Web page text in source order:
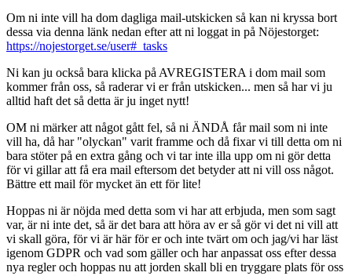
Om ni inte vill ha dom dagliga mail-utskicken så kan ni kryssa bort
dessa via denna länk nedan efter att ni loggat in på Nöjestorget:
https://nojestorget.se/user#_tasks
Ni kan ju också bara klicka på AVREGISTERA i dom mail som
kommer från oss, så raderar vi er från utskicken... men så har vi ju
alltid haft det så detta är ju inget nytt!
OM ni märker att något gått fel, så ni ÄNDÅ får mail som ni inte
vill ha, då har "olyckan" varit framme och då fixar vi till detta om ni
bara stöter på en extra gång och vi tar inte illa upp om ni gör detta
för vi gillar att få era mail eftersom det betyder att ni vill oss något.
Bättre ett mail för mycket än ett för lite!
Hoppas ni är nöjda med detta som vi har att erbjuda, men som sagt
var, är ni inte det, så är det bara att höra av er så gör vi det ni vill att
vi skall göra, för vi är här för er och inte tvärt om och jag/vi har läst
igenom GDPR och vad som gäller och har anpassat oss efter dessa
nya regler och hoppas nu att jorden skall bli en tryggare plats för oss